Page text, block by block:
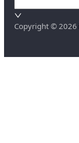
Copyright © 2026